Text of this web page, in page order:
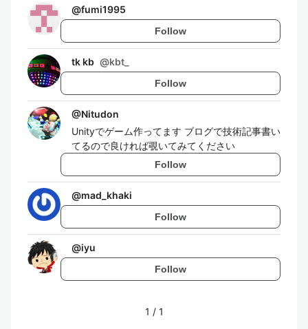
@fumi1995
Follow
tk kb @kbt_
Follow
@Nitudon
Unityでゲーム作ってます ブログで技術記事書い
てるので良ければ覗いてみてください
Follow
@mad_khaki
Follow
@iyu
Follow
1 / 1